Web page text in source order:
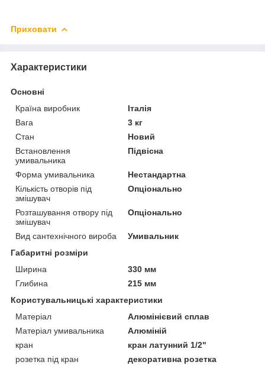
Приховати
Характеристики
Основні
Країна виробник
Італія
Вага
3 кг
Стан
Новий
Встановлення
умивальника
Підвісна
Форма умивальника
Нестандартна
Кількість отворів під
змішувач
Опціонально
Розташування отвору під
змішувач
Опціонально
Вид сантехнічного вироба
Умивальник
Габаритні розміри
Ширина
330 мм
Глибина
215 мм
Користувальницькі характеристики
Матеріал
Алюмінієвий сплав
Матеріал умивальника
Алюміній
кран
кран латунний 1/2"
розетка під кран
декоративна розетка